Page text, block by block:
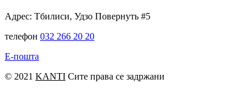
Адрес: Тбилиси, Удзо Повернуть #5
телефон 032 266 20 20
Е-пошта
© 2021 KANTI Сите права се задржани